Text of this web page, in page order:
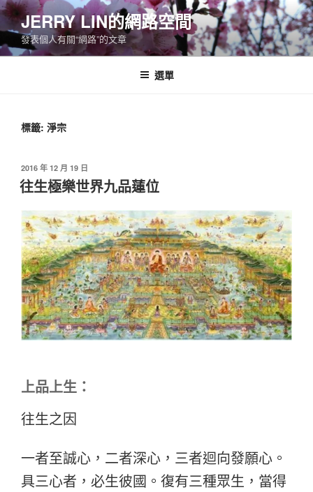
跳
至
主
要
JERRY LIN的網路空間
發表個人有關“網路”的文章
選單
標籤: 淨宗
發
佈
於
2016 年 12 月 19 日
往生極樂世界九品蓮位
上品上生：
往生之因
一者至誠心，二者深心，三者迴向發願心。
具三心者，必生彼國。復有三種眾生，當得